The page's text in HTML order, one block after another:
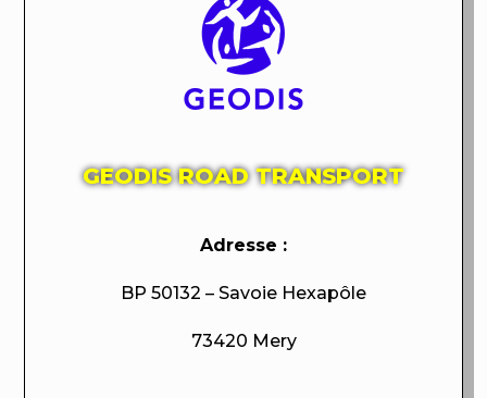
GEODIS ROAD TRANSPORT
Adresse :
BP 50132 – Savoie Hexapôle
73420 Mery